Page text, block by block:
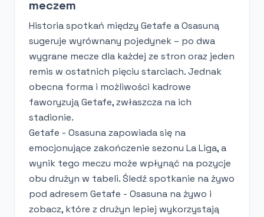
meczem
Historia spotkań między Getafe a Osasuną
sugeruje wyrównany pojedynek – po dwa
wygrane mecze dla każdej ze stron oraz jeden
remis w ostatnich pięciu starciach. Jednak
obecna forma i możliwości kadrowe
faworyzują Getafe, zwłaszcza na ich
stadionie.
Getafe - Osasuna zapowiada się na
emocjonujące zakończenie sezonu La Liga, a
wynik tego meczu może wpłynąć na pozycje
obu drużyn w tabeli. Śledź spotkanie na żywo
pod adresem Getafe - Osasuna na żywo i
zobacz, które z drużyn lepiej wykorzystają